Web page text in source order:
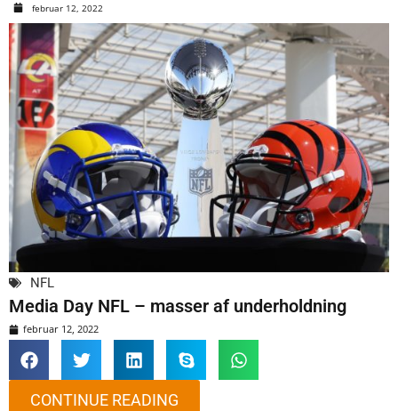
februar 12, 2022
NFL
Media Day NFL – masser af underholdning
februar 12, 2022
CONTINUE READING